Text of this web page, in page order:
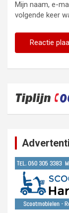
Mijn naam, e-
volgende keer